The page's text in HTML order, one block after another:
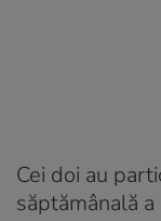
Cei doi au
săptămânală